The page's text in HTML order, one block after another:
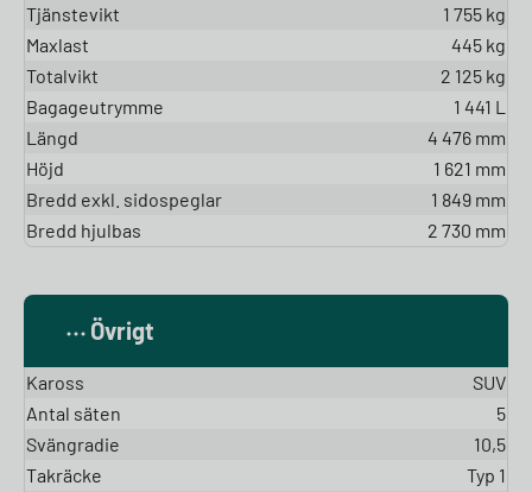
Tjänstevikt
1 755 kg
Maxlast
445 kg
Totalvikt
2 125 kg
Bagageutrymme
1 441 L
Längd
4 476 mm
Höjd
1 621 mm
Bredd exkl. sidospeglar
1 849 mm
Bredd hjulbas
2 730 mm
Övrigt
Kaross
SUV
Antal säten
5
Svängradie
10,5
Takräcke
Typ 1